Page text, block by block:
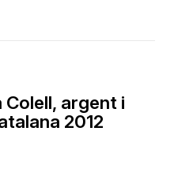
Colell, argent i
2012